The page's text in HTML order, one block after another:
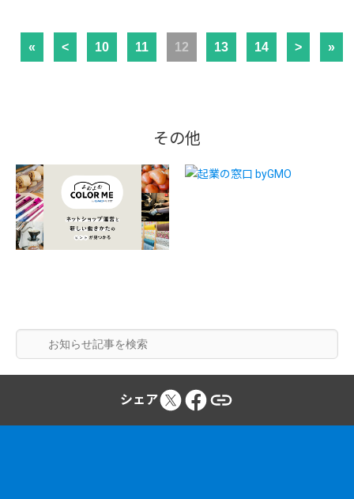
« < 10 11 12 13 14 > »
その他
シェア